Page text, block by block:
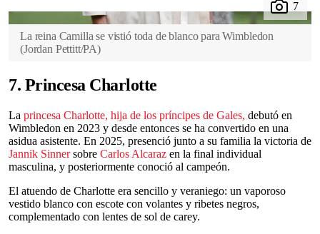
La reina Camilla se vistió toda de blanco para Wimbledon
(Jordan Pettitt/PA)
7. Princesa Charlotte
La princesa Charlotte, hija de los príncipes de Gales, debutó en
Wimbledon en 2023 y desde entonces se ha convertido en una
asidua asistente. En 2025, presenció junto a su familia la victoria de
Jannik Sinnersobre Carlos Alcaraz en la final individual
masculina, y posteriormente conoció al campeón.
El atuendo de Charlotte era sencillo y veraniego: un vaporoso
vestido blanco con escote con volantes y ribetes negros,
complementado con lentes de sol de carey.